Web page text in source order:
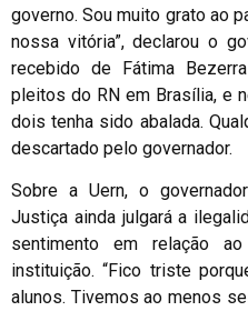
governo. Sou muito grato ao
nossa vitória”, declarou o
recebido de Fátima
pleitos do RN em Brasília, e
dois tenha sido abalada.
descartado pelo governador.
Sobre a Uern, o
Justiça ainda julgará a
sentimento em relação
instituição. “Fico triste
alunos. Tivemos ao menos